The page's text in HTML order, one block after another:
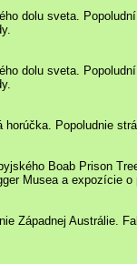
dolu sveta.
dolu sveta.
Popoludnie
Boab Prison
Musea a expozície o
Západnej Austrálie.